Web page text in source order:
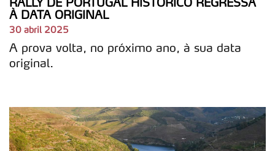
À DATA ORIGINAL
30 abril 2025
A prova volta, no próximo ano, à sua data
original.